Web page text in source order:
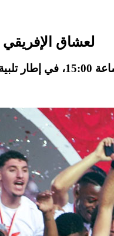
لعشاق الإفريقي
15:00، في إطار